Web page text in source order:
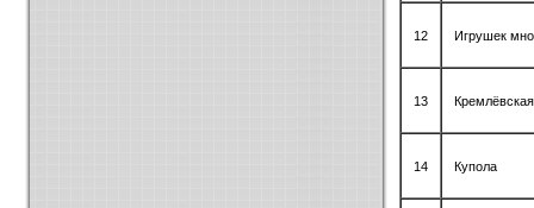
12 Игрушек
13
14 Купола